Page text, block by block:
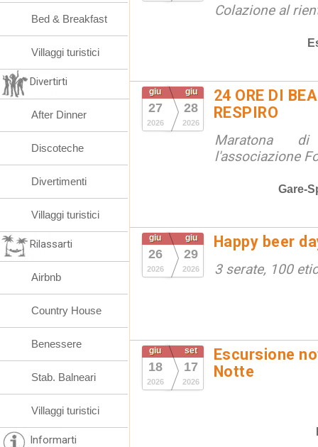
Colazione al
giu
27
2026
giu
28
2026
24 ORE DI
RESPIRO
Maratona
l'associazione
Gare-
giu
26
2026
giu
29
2026
Happy beer
3 serate, 100
giu
18
2026
set
17
2026
Escursione
Notte
Bed & Breakfast
Villaggi turistici
Divertirti
After Dinner
Discoteche
Divertimenti
Villaggi turistici
Rilassarti
Airbnb
Country House
Benessere
Stab. Balneari
Villaggi turistici
Informarti